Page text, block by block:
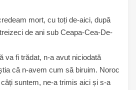
mort, cu toți de-aici, după
de ani sub Ceapa-Cea-De-
va fi trădat, n-a avut niciodată
că n-avem cum să biruim. Noroc
suntem, ne-a trimis aici și s-a